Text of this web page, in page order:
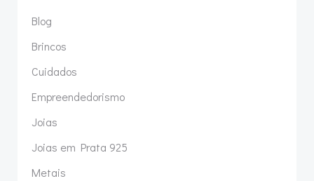
Blog
Brincos
Cuidados
Empreendedorismo
Joias
Joias em Prata 925
Metais